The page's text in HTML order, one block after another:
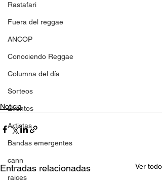
Rastafari
Fuera del reggae
ANCOP
Conociendo Reggae
Columna del día
Sorteos
Eventos
Artistas
Bandas emergentes
cann
raices
Noticia
Entradas relacionadas Ver todo